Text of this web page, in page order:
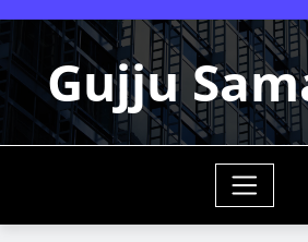
Gujju